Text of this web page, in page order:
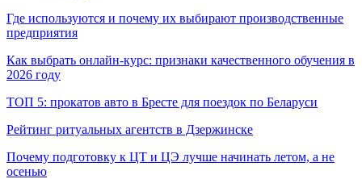
Где используются и почему их выбирают производственные
предприятия
Как выбрать онлайн-курс: признаки качественного обучения в
2026 году
ТОП 5: прокатов авто в Бресте для поездок по Беларуси
Рейтинг ритуальных агентств в Дзержинске
Почему подготовку к ЦТ и ЦЭ лучше начинать летом, а не
осенью